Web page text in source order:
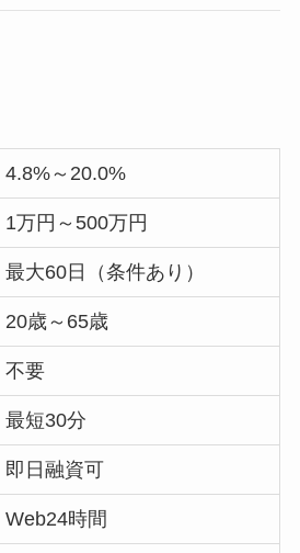
4.8%～20.0%
1万円～500万円
最大60日（条件あり）
20歳～65歳
不要
最短30分
即日融資可
Web24時間